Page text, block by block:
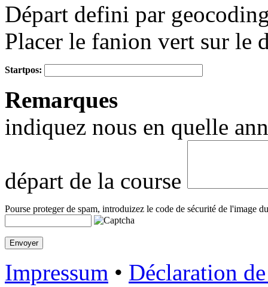
Départ defini par
Placer le fanion vert sur le
−
Startpos:
Remarques
indiquez nous en quelle
départ de la course
Pourse proteger de spam, introduizez le code de sécurité de l'image
Impressum • Déclaration